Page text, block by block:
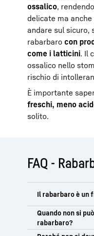
ossalico,
delicate ma
andare sul sicuro,
rabarbaro con
come i latticini. Il
ossalico nello
rischio di
È importante
freschi, meno
solito.
FAQ -
Anche se il
soprattutto in